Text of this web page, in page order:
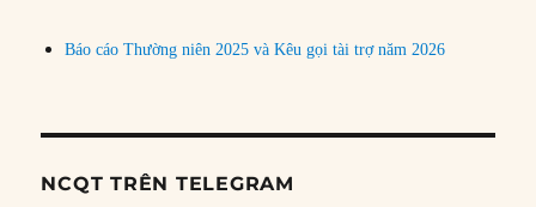
Báo cáo Thường niên 2025 và Kêu gọi tài trợ năm 2026
NCQT TRÊN TELEGRAM